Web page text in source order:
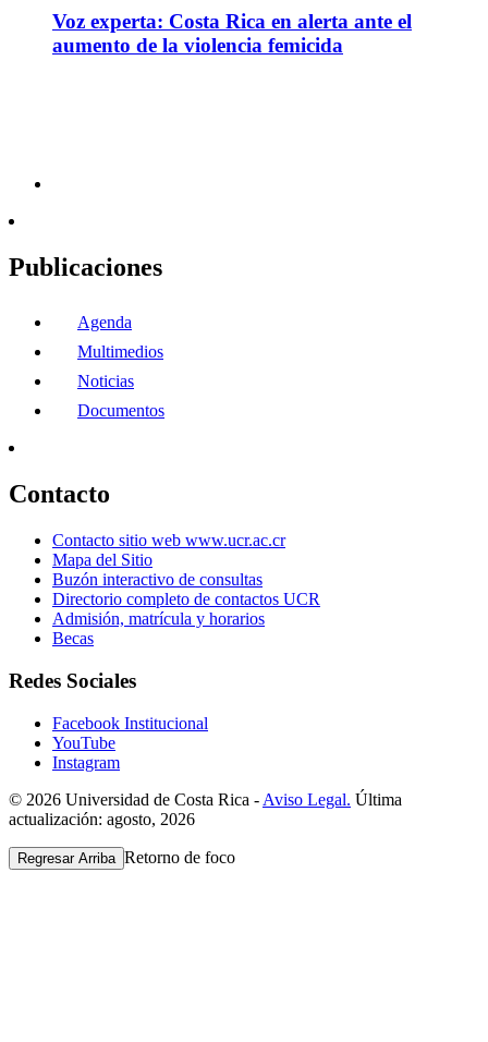
Voz experta: Costa Rica en alerta ante el
aumento de la violencia femicida
Publicaciones
Agenda
Multimedios
Noticias
Documentos
Contacto
Contacto sitio web www.ucr.ac.cr
Mapa del Sitio
Buzón interactivo de consultas
Directorio completo de contactos UCR
Admisión, matrícula y horarios
Becas
Redes Sociales
Facebook Institucional
YouTube
Instagram
© 2026 Universidad de Costa Rica - Aviso Legal. Última
actualización: agosto, 2026
Regresar Arriba Retorno de foco